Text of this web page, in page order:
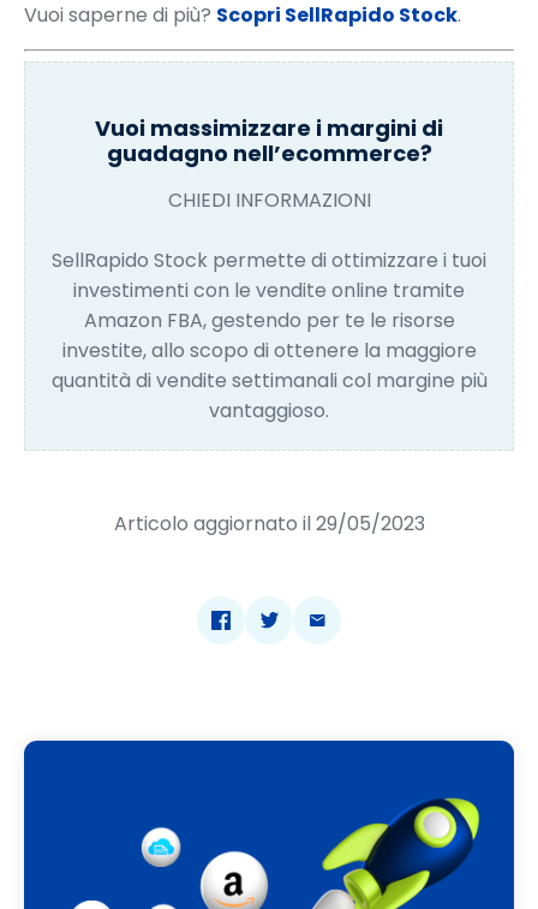
Vuoi saperne di più? Scopri SellRapido Stock.
Vuoi massimizzare i margini di
guadagno nell’ecommerce?
CHIEDI INFORMAZIONI
SellRapido Stock permette di ottimizzare i tuoi
investimenti con le vendite online tramite
Amazon FBA, gestendo per te le risorse
investite, allo scopo di ottenere la maggiore
quantità di vendite settimanali col margine più
vantaggioso.
Articolo aggiornato il 29/05/2023